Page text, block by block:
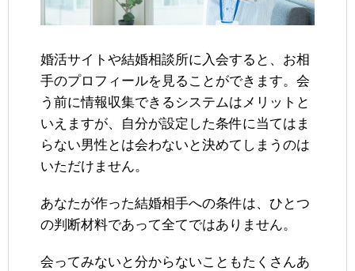
婚活サイトや結婚相談所に入会すると、お相
手のプロフィールを見ることができます。会
う前に情報収集できるシステムはメリットと
いえますが、自分が設定した条件に当てはま
らない男性とは会わないと決めてしまうのは
いただけません。
あなたが作った結婚相手への条件は、ひとつ
の判断材料であって全てではありません。
会ってみないと分からないこともたくさんあ